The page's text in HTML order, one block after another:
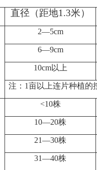
直径（距地1.3米）
2—5cm
6—9cm
10cm以上
注： 1亩以上连片种植的
<10株
10—20株
21—30株
31—40株